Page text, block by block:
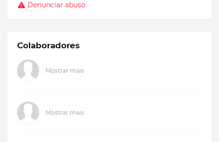
Denunciar abuso
Colaboradores
Mostrar mais
Mostrar mais